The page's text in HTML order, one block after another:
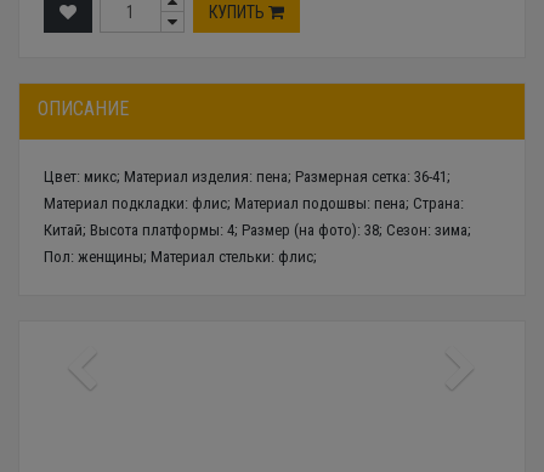
КУПИТЬ
ОПИСАНИЕ
Цвет: микс; Материал изделия: пена; Размерная сетка: 36-41;
Материал подкладки: флис; Материал подошвы: пена; Страна:
Китай; Высота платформы: 4; Размер (на фото): 38; Сезон: зима;
Пол: женщины; Материал стельки: флис;